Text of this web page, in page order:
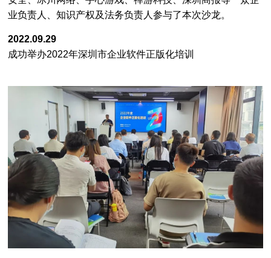
业负责人、知识产权及法务负责人参与了本次沙龙。
2022.09.29
成功举办2022年深圳市企业软件正版化培训